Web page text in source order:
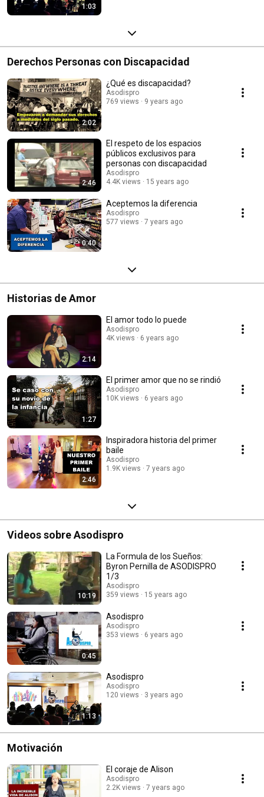
1:03
Derechos Personas con Discapacidad
2:02
¿Qué es discapacidad?
Asodispro
769 views
9 years ago
2:46
El respeto de los espacios
públicos exclusivos para
personas con discapacidad
Asodispro
4.4K views
15 years ago
0:40
Aceptemos la diferencia
Asodispro
577 views
7 years ago
Historias de Amor
2:14
El amor todo lo puede
Asodispro
4K views
6 years ago
1:27
El primer amor que no se rindió
Asodispro
10K views
6 years ago
2:46
Inspiradora historia del primer
baile
Asodispro
1.9K views
7 years ago
Videos sobre Asodispro
10:19
La Formula de los Sueños:
Byron Pernilla de ASODISPRO
1/3
Asodispro
359 views
15 years ago
0:45
Asodispro
Asodispro
353 views
6 years ago
1:13
Asodispro
Asodispro
120 views
3 years ago
Motivación
El coraje de Alison
Asodispro
2.2K views
7 years ago